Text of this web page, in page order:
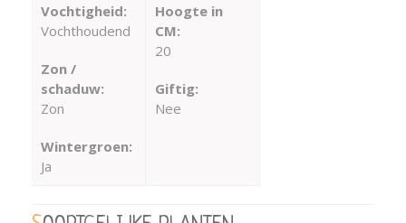
Vochtigheid:
Vochthoudend
Zon /
schaduw:
Zon
Wintergroen:
Ja
Hoogte in
CM:
20
Giftig:
Nee